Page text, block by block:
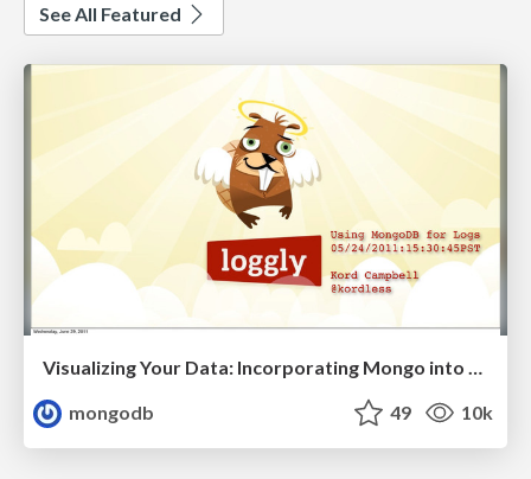
See All Featured
Visualizing Your Data: Incorporating Mongo into Loggly Infrastructure
mongodb
49 10k